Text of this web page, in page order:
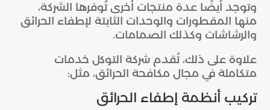
وتوجد أيضًا عدة منتجات أخرى تُوفرها الشركة،
منها المقطورات والوحدات الثابتة لإطفاء الحرائق
والرشاشات وكذلك الصمامات.
علاوة على ذلك، تُقدم شركة التوكل خدمات
متكاملة في مجال مكافحة الحرائق، مثل:
تركيب أنظمة إطفاء الحرائق